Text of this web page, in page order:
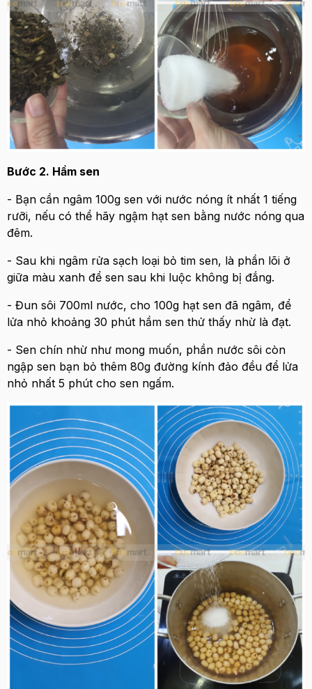
Bước 2. Hầm sen
- Bạn cần ngâm 100g sen với nước nóng ít nhất 1 tiếng
rưỡi, nếu có thể hãy ngậm hạt sen bằng nước nóng qua
đêm.
- Sau khi ngâm rửa sạch loại bỏ tim sen, là phần lõi ở
giữa màu xanh để sen sau khi luộc không bị đắng.
- Đun sôi 700ml nước, cho 100g hạt sen đã ngâm, để
lửa nhỏ khoảng 30 phút hầm sen thử thấy nhừ là đạt.
- Sen chín nhừ như mong muốn, phần nước sôi còn
ngập sen bạn bỏ thêm 80g đường kính đảo đều để lửa
nhỏ nhất 5 phút cho sen ngấm.